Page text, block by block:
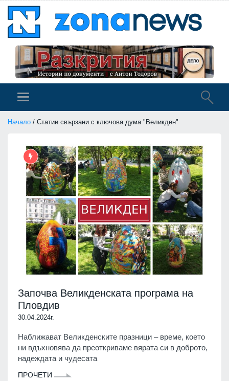
Начало / Статии свързани с ключова дума "Великден"
Започва Великденската програма на
Пловдив
30.04.2024г.
Наближават Великденските празници – време, което
ни вдъхновява да преоткриваме вярата си в доброто,
надеждата и чудесата
ПРОЧЕТИ